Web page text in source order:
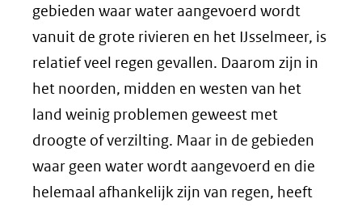
gebieden waar water aangevoerd wordt
vanuit de grote rivieren en het IJsselmeer, is
relatief veel regen gevallen. Daarom zijn in
het noorden, midden en westen van het
land weinig problemen geweest met
droogte of verzilting. Maar in de gebieden
waar geen water wordt aangevoerd en die
helemaal afhankelijk zijn van regen, heeft